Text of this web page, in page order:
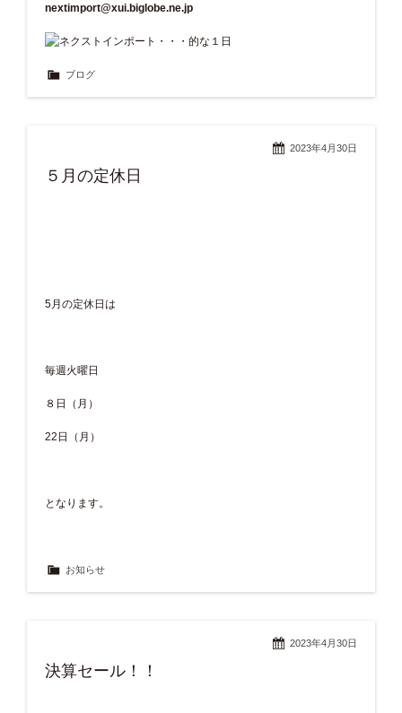
nextimport@xui.biglobe.ne.jp
ブログ
2023年4月30日
５月の定休日
5月の定休日は
毎週火曜日
８日（月）
22日（月）
となります。
お知らせ
2023年4月30日
決算セール！！